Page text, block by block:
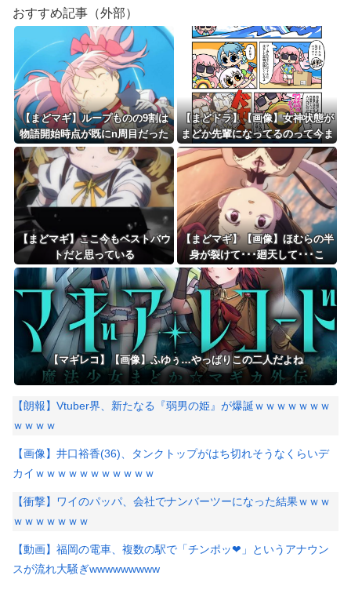
おすすめ記事（外部）
【まどマギ】ループものの9割は
物語開始時点が既にn周目だった
って仕掛けがあるよね
【まどドラ】【画像】女神状態が
まどか先輩になってるのって今ま
であったっけ…?【マギア☆エト
セトラ 第97話】
【まどマギ】ここ今もベストバウ
トだと思っている
【まどマギ】【画像】ほむらの半
身が裂けて･･･廻天して･･･こ
れ･･･
【マギレコ】【画像】ふゆぅ…やっぱりこの二人だよね
【朗報】Vtuber界、新たなる『弱男の姫』が爆誕ｗｗｗｗｗｗｗ
ｗｗｗｗ
【画像】井口裕香(36)、タンクトップがはち切れそうなくらいデ
カイｗｗｗｗｗｗｗｗｗｗｗ
【衝撃】ワイのパッパ、会社でナンバーツーになった結果ｗｗｗ
ｗｗｗｗｗｗｗ
【動画】福岡の電車、複数の駅で「チンポッ❤」というアナウン
スが流れ大騒ぎwwwwwwwww